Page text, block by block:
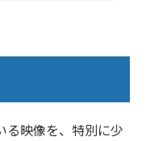
る映像を、特別に少